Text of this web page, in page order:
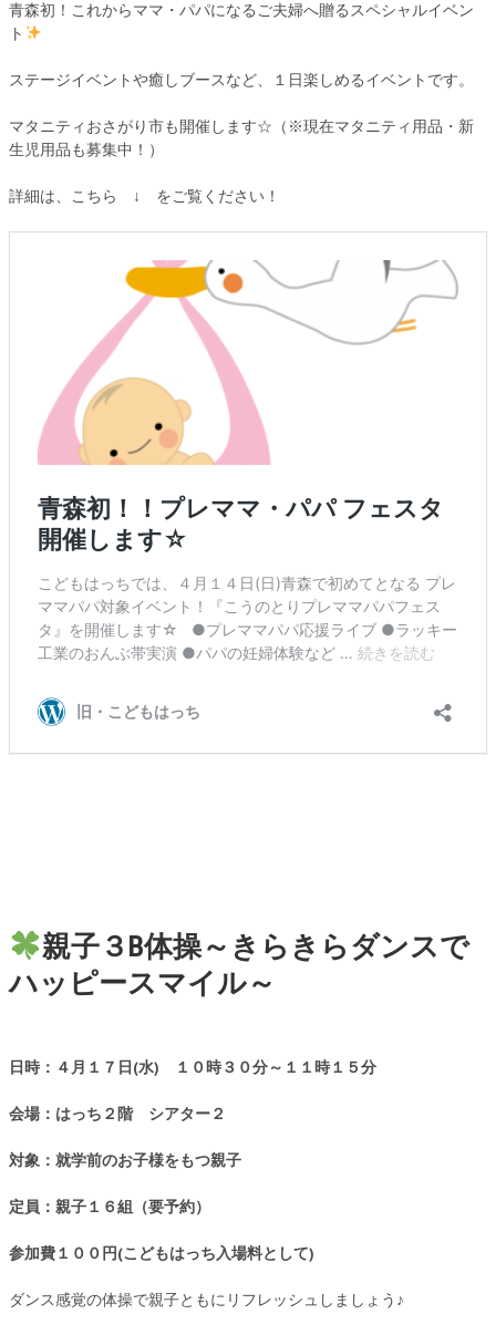
青森初！これからママ・パパになるご夫婦へ贈るスペシャルイベン
ト
ステージイベントや癒しブースなど、１日楽しめるイベントです。
マタニティおさがり市も開催します☆（※現在マタニティ用品・新
生児用品も募集中！）
詳細は、こちら ↓ をご覧ください！
親子３B体操～きらきらダンスで
ハッピースマイル～
日時：４月１７日(水) １０時３０分～１１時１５分
会場：はっち２階 シアター２
対象：就学前のお子様をもつ親子
定員：親子１６組（要予約）
参加費１００円(こどもはっち入場料として)
ダンス感覚の体操で親子ともにリフレッシュしましょう♪